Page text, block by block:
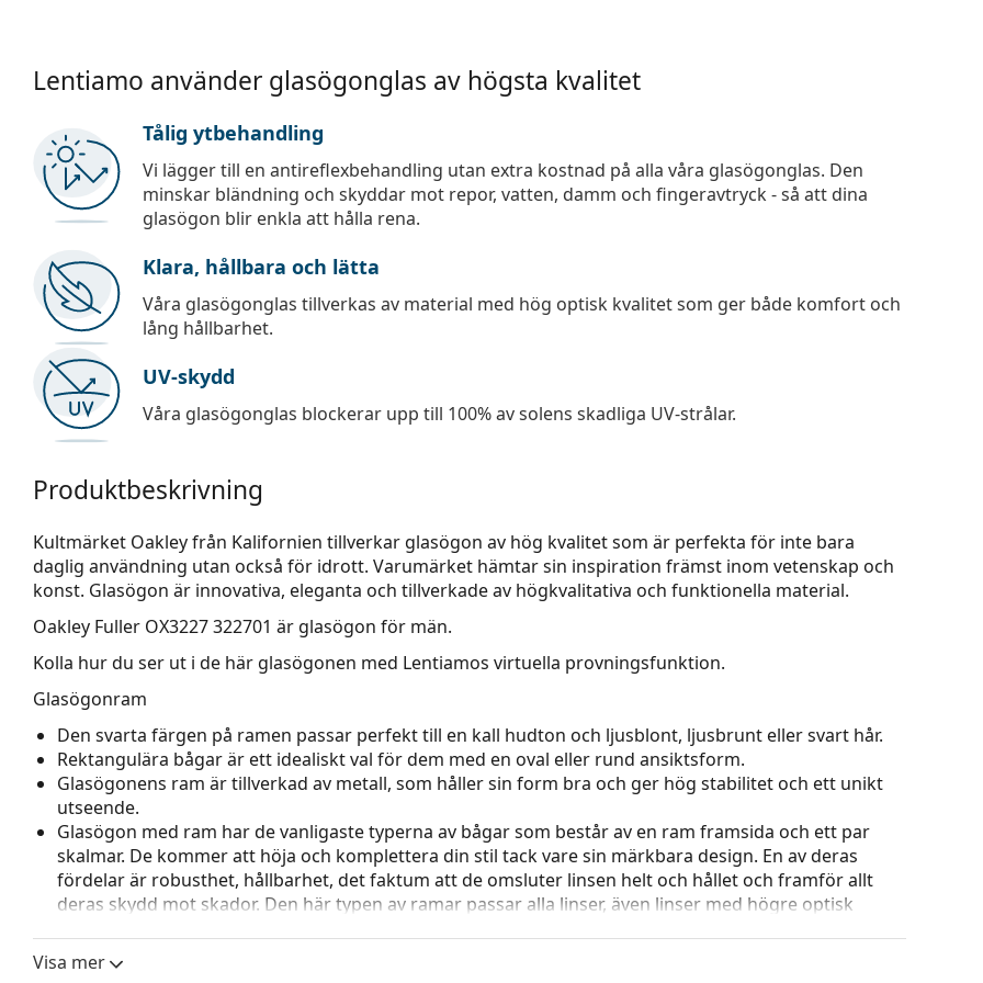
Lentiamo använder glasögonglas av högsta kvalitet
Tålig ytbehandling
Vi lägger till en antireflexbehandling utan extra kostnad på alla våra glasögonglas. Den
minskar bländning och skyddar mot repor, vatten, damm och fingeravtryck - så att dina
glasögon blir enkla att hålla rena.
Klara, hållbara och lätta
Våra glasögonglas tillverkas av material med hög optisk kvalitet som ger både komfort och
lång hållbarhet.
UV-skydd
Våra glasögonglas blockerar upp till 100% av solens skadliga UV-strålar.
Produktbeskrivning
Kultmärket Oakley från Kalifornien tillverkar glasögon av hög kvalitet som är perfekta för inte bara
daglig användning utan också för idrott. Varumärket hämtar sin inspiration främst inom vetenskap och
konst. Glasögon är innovativa, eleganta och tillverkade av högkvalitativa och funktionella material.
Oakley Fuller OX3227 322701 är glasögon för män.
Kolla hur du ser ut i de här glasögonen med Lentiamos virtuella provningsfunktion.
Glasögonram
Den svarta färgen på ramen passar perfekt till en kall hudton och ljusblont, ljusbrunt eller svart hår.
Rektangulära bågar är ett idealiskt val för dem med en oval eller rund ansiktsform.
Glasögonens ram är tillverkad av metall, som håller sin form bra och ger hög stabilitet och ett unikt
utseende.
Glasögon med ram har de vanligaste typerna av bågar som består av en ram framsida och ett par
skalmar. De kommer att höja och komplettera din stil tack vare sin märkbara design. En av deras
fördelar är robusthet, hållbarhet, det faktum att de omsluter linsen helt och hållet och framför allt
deras skydd mot skador. Den här typen av ramar passar alla linser, även linser med högre optisk
glasögon för att ge högre komfort. Justering av näskuddarna bör alltid utföras av en erfaren optiker
Visa mer